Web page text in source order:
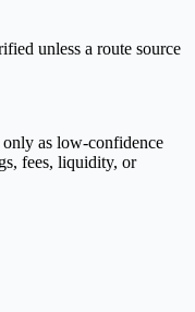
unless a route source
as low-confidence
fees, liquidity, or